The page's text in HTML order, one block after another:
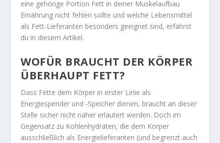
eine gehörige Portion Fett in deiner Muskelaufbau
Ernährung nicht fehlen sollte und welche Lebensmittel
als Fett-Lieferanten besonders geeignet sind, erfährst
du in diesem Artikel.
WOFÜR BRAUCHT DER KÖRPER
ÜBERHAUPT FETT?
Dass Fette dem Körper in erster Linie als
Energiespender und -Speicher dienen, braucht an dieser
Stelle sicher nicht näher erläutert werden. Doch im
Gegensatz zu Kohlenhydraten, die dem Körper
ausschließlich als Energielieferanten (und begrenzt auch